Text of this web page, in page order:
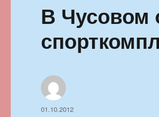
В Чусовом
Автор
Опубликовано
01.10.2012